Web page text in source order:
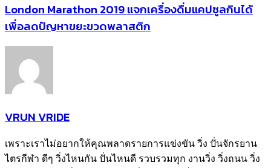
London Marathon 2019 แจกเครื่องดื่มแคปซูลกินได้
เพื่อลดปัญหาขยะขวดพลาสติก
VRUN VRIDE
เพราะเราไม่อยากให้คุณพลาดรายการแข่งขัน วิ่ง ปั่นจักรยาน
ไตรกีฬา ดีๆ วิ่งไหนกัน ปั่นไหนดี รวบรวมทุก งานวิ่ง วิ่งถนน วิ่ง